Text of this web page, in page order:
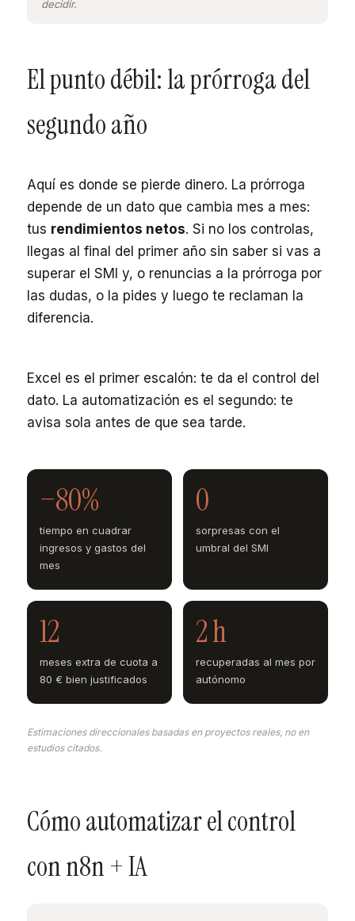
decidir.
El punto débil: la prórroga del
segundo año
Aquí es donde se pierde dinero. La prórroga
depende de un dato que cambia mes a mes:
tus rendimientos netos. Si no los controlas,
llegas al final del primer año sin saber si vas a
superar el SMI y, o renuncias a la prórroga por
las dudas, o la pides y luego te reclaman la
diferencia.
Excel es el primer escalón: te da el control del
dato. La automatización es el segundo: te
avisa sola antes de que sea tarde.
−80%
tiempo en cuadrar
ingresos y gastos del
mes
0
sorpresas con el
umbral del SMI
12
meses extra de cuota a
80 € bien justificados
2 h
recuperadas al mes por
autónomo
Estimaciones direccionales basadas en proyectos reales, no en
estudios citados.
Cómo automatizar el control
con n8n + IA